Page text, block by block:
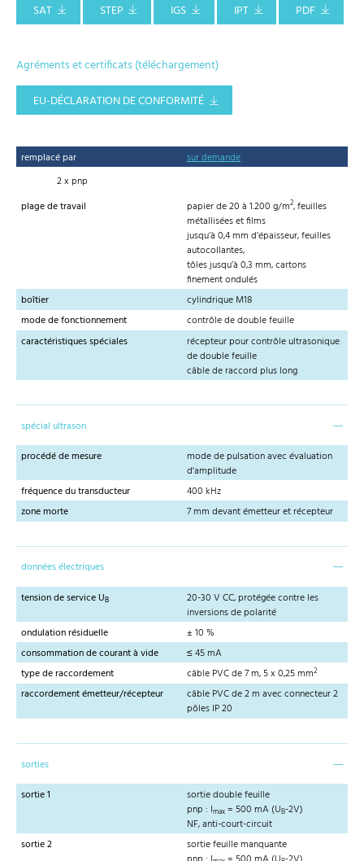
SAT
STEP IGS IPT PDF
Agréments et certificats (téléchargement)
EU-DÉCLARATION DE CONFORMITÉ
remplacé par
sur demande
2 x pnp
plage de travail
papier de 20 à 1.200 g/m2, feuilles
métallisées et films
jusqu’à 0,4 mm d’épaisseur, feuilles
autocollantes,
tôles jusqu’à 0,3 mm, cartons
finement ondulés
boîtier
cylindrique M18
mode de fonctionnement
contrôle de double feuille
caractéristiques spéciales
récepteur pour contrôle ultrasonique
de double feuille
câble de raccord plus long
spécial ultrason
procédé de mesure
mode de pulsation avec évaluation
d'amplitude
fréquence du transducteur
400 kHz
zone morte
7 mm devant émetteur et récepteur
données électriques
tension de service UB
20-30 V CC, protégée contre les
inversions de polarité
ondulation résiduelle
± 10 %
consommation de courant à vide
≤ 45 mA
type de raccordement
câble PVC de 7 m, 5 x 0,25 mm2
raccordement émetteur/récepteur
câble PVC de 2 m avec connecteur 2
pôles IP 20
sorties
sortie 1
sortie double feuille
pnp : Imax = 500 mA (UB-2V)
NF, anti-court-circuit
sortie 2
sortie feuille manquante